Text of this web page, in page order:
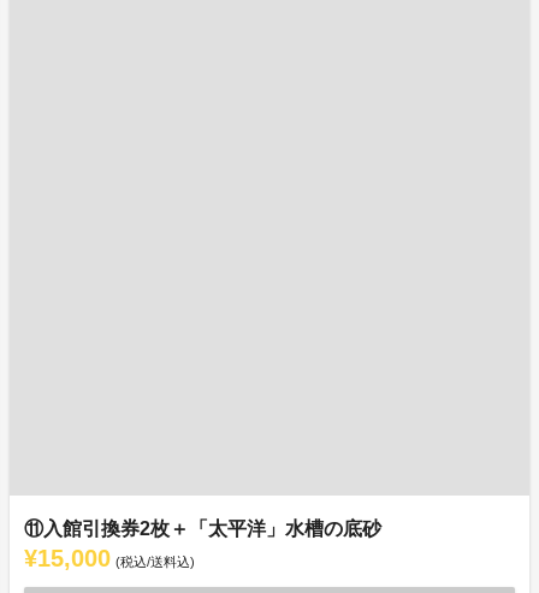
⑪入館引換券2枚＋「太平洋」水槽の底砂
¥15,000 (税込/送料込)